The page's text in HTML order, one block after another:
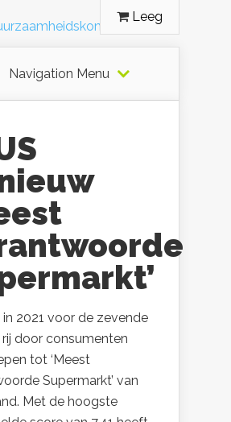
Leeg
Navigation Menu
in 2021 voor de zevende
door consumenten
tot ‘Meest
Supermarkt’ van
Met de hoogste